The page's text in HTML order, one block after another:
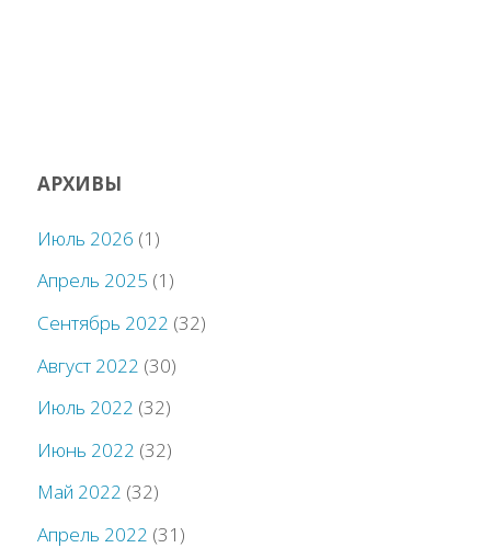
АРХИВЫ
Июль 2026 (1)
Апрель 2025 (1)
Сентябрь 2022 (32)
Август 2022 (30)
Июль 2022 (32)
Июнь 2022 (32)
Май 2022 (32)
Апрель 2022 (31)